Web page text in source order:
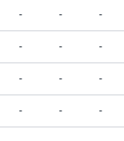
- - -
- - -
- - -
- - -